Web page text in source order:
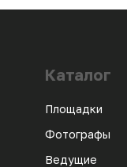
Каталог
Площадки
Фотографы
Ведущие